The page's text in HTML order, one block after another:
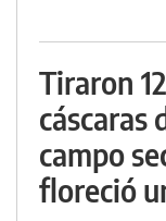
Tiraron
cáscaras
campo
floreció